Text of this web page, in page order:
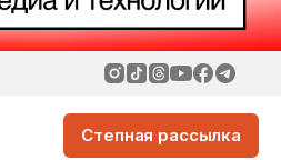
Степная рассылка